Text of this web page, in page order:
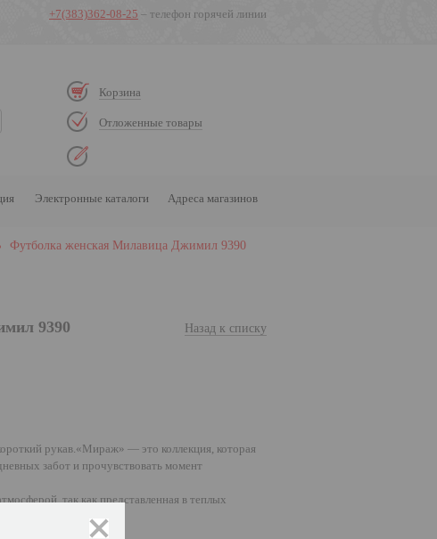
+7(383)362-08-25 – телефон горячей линии
Корзина
Отложенные товары
Электронные каталоги Адреса магазинов
Футболка женская Милавица Джимил 9390
Назад к списку
9390
рукав.«Мираж» — это коллекция, которая
забот и прочувствовать момент
так как представленная в теплых